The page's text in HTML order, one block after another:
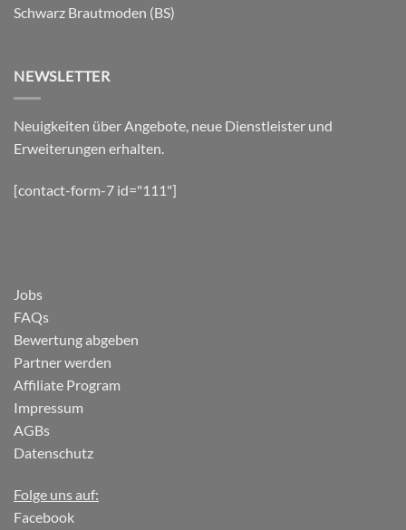
Schwarz Brautmoden (BS)
NEWSLETTER
Neuigkeiten über Angebote, neue Dienstleister und
Erweiterungen erhalten.
[contact-form-7 id="111"]
Jobs
FAQs
Bewertung abgeben
Partner werden
Affiliate Program
Impressum
AGBs
Datenschutz
Folge uns auf:
Facebook